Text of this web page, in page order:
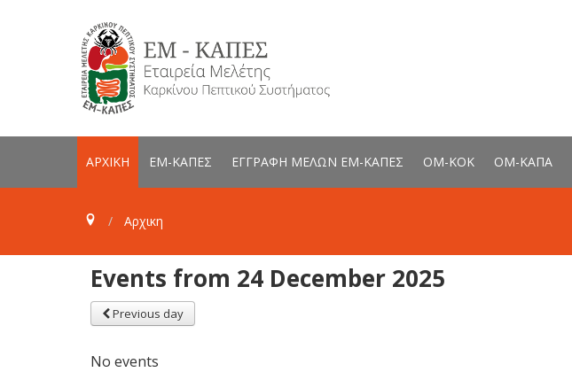
ΑΡΧΙΚΗ ΕΜ-ΚΑΠΕΣ ΕΓΓΡΑΦΗ ΜΕΛΩΝ ΕΜ-ΚΑΠΕΣ ΟΜ-ΚΟΚ ΟΜ-ΚΑΠΑ
Αρχικη
Events from 24 December 2025
Previous day
No events